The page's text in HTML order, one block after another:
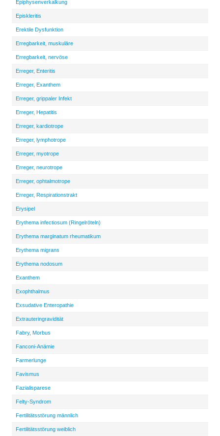
Epiphysenverkalkung
Episkleritis
Erektile Dysfunktion
Erregbarkeit, muskuläre
Erregbarkeit, nervöse
Erreger, Enteritis
Erreger, Exanthem
Erreger, grippaler Infekt
Erreger, Hepatitis
Erreger, kardiotrope
Erreger, lymphotrope
Erreger, myotrope
Erreger, neurotrope
Erreger, ophtalmotrope
Erreger, Respirationstrakt
Erysipel
Erythema infectiosum (Ringelröteln)
Erythema marginatum rheumatikum
Erythema migrans
Erythema nodosum
Exanthem
Exophthalmus
Exsudative Enteropathie
Extrauteringravidität
Fabry, Morbus
Fanconi-Anämie
Farmerlunge
Favismus
Fazialisparese
Felty-Syndrom
Fertilitätsstörung männlich
Fertilitätsstörung weiblich